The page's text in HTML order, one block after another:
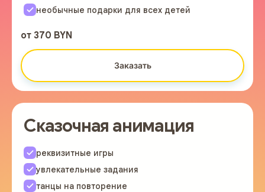
необычные подарки для всех детей
от 370 BYN
Заказать
Сказочная анимация
реквизитные игры
увлекательные задания
танцы на повторение